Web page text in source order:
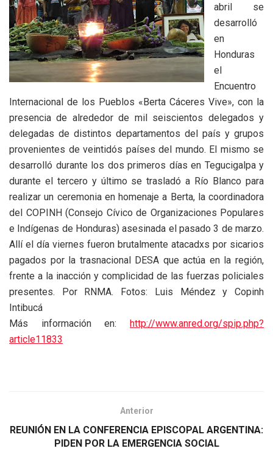
abril se
desarrolló
en
Honduras
el
Encuentro
Internacional de los Pueblos «Berta Cáceres Vive»,‭ ‬con la
presencia de alrededor‭ ‬de mil seiscientos delegados y
delegadas de distintos departamentos del país y grupos
provenientes de veintidós países del mundo.‭ ‬El mismo se
desarrolló durante los dos primeros días en Tegucigalpa y
durante el tercero y último se trasladó a Río Blanco para
realizar un ceremonia en homenaje a Berta,‭ ‬la coordinadora
del COPINH‭ (‬Consejo Cívico de Organizaciones Populares
e Indígenas de Honduras‭) ‬asesinada el pasado‭ ‬3‭ ‬de marzo.‭
‬Allí el día viernes fueron brutalmente atacadxs por sicarios
pagados por la trasnacional DESA que actúa en la región,‭
‬frente a la inacción y complicidad de las fuerzas policiales
presentes. Por RNMA. Fotos: Luis Méndez y Copinh
Intibucá
Más información en: http://www.anred.org/spip.php?
article11833
Anterior
REUNIÓN EN LA CONFERENCIA EPISCOPAL ARGENTINA:
PIDEN POR LA EMERGENCIA SOCIAL